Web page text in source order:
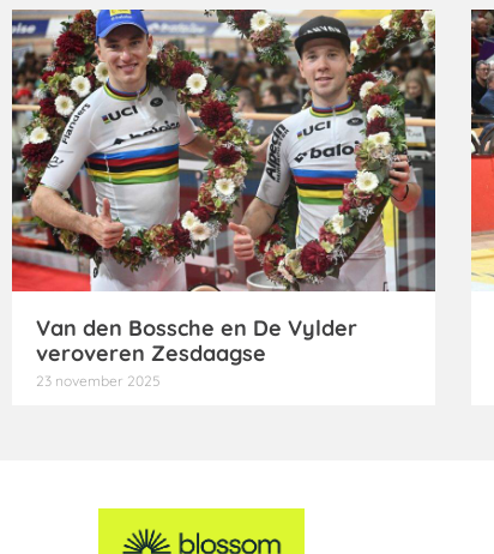
Van den Bossche en De Vylder
veroveren Zesdaagse
23 november 2025